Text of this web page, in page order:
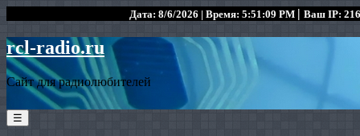
Дата: 8/6/2026 | Время: 5:51:09 PM | Ваш IP:
rcl-radio.ru
Сайт для радиолюбителей
☰